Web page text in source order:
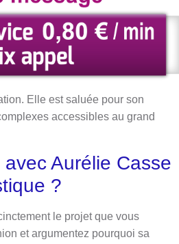
Elle est saluée pour son
accessibles au grand
Aurélie Casse
?
le projet que vous
et argumentez pourquoi sa